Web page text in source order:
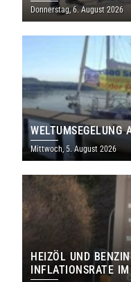
THOLEY
Donnerstag, 6. August 2026
WELTUMSEGELUNG
Mittwoch, 5. August 2026
HEIZÖL UND
INFLATIONSRATE